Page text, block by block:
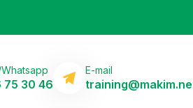
75 30 46
E-mail